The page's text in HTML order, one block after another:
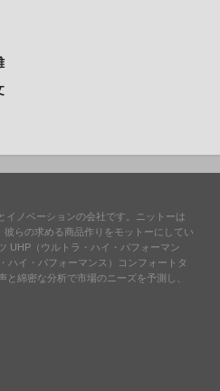
イノベーションの会社です。ニットーは
らの求める商品作りをモットーにしてい
UHP（ウルトラ・ハイ・パフォーマン
ハイ・パフォーマンス）コンフォートタ
綿密な分析で市場のニーズを予測し、